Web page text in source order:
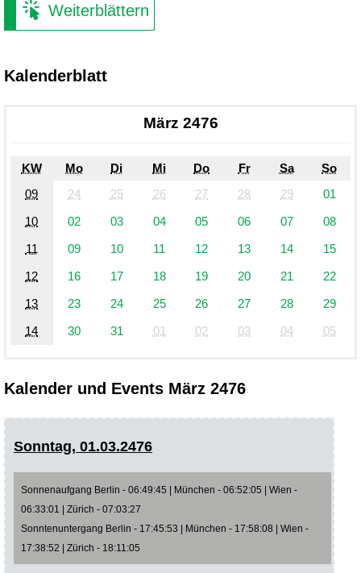
Weiterblättern
Kalenderblatt
März 2476
KW Mo Di Mi Do Fr Sa
So
09
24 25 26 27 28 29
01
10
02 03 04 05 06 07
08
11
09 10 11 12 13 14
15
12
16 17 18 19 20 21
22
13
23 24 25 26 27 28
29
14
30 31 01 02 03 04 05
Kalender und Events März 2476
Sonntag, 01.03.2476
Sonnenaufgang Berlin - 06:49:45 | München - 06:52:05 | Wien -
06:33:01 | Zürich - 07:03:27
Sonntenuntergang Berlin - 17:45:53 | München - 17:58:08 | Wien -
17:38:52 | Zürich - 18:11:05